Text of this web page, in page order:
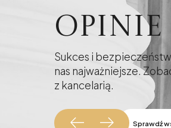
Opinie
Sukces i
nas najważniejsze.
z kancelarią.
Sprawdź